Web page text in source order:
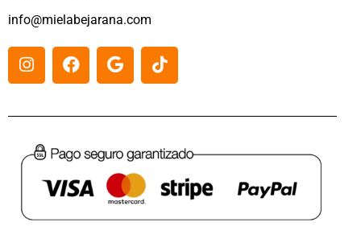
info@mielabejarana.com